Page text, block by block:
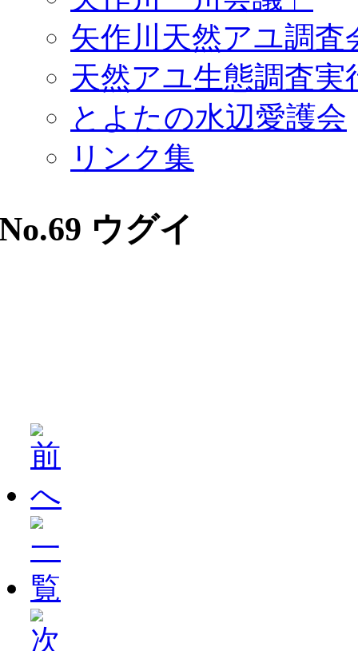
矢作川天然アユ調査
天然アユ生態調査実
とよたの水辺愛護会
リンク集
ウグイ